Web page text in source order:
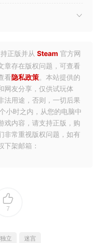
正版并从 Steam 官方网
章存在版权问题，可查看
看隐私政策。本站提供的
网友分享，仅供试玩体
法用途，否则，一切后果
小时之内，从您的电脑中
戏内容，请支持正版，购
非常重视版权问题，如有
下架邮箱：
7
独立 迷宫